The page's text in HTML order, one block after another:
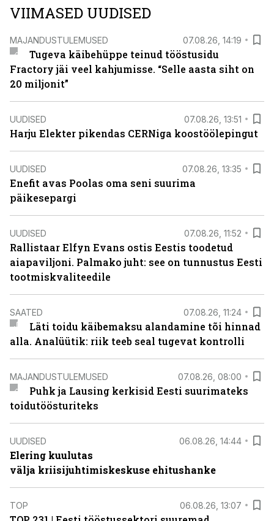
VIIMASED UUDISED
MAJANDUSTULEMUSED 07.08.26, 14:19
Tugeva käibehüppe teinud tööstusidu
Fractory jäi veel kahjumisse. “Selle aasta siht on
20 miljonit”
UUDISED 07.08.26, 13:51
Harju Elekter pikendas CERNiga koostöölepingut
UUDISED 07.08.26, 13:35
Enefit avas Poolas oma seni suurima
päikesepargi
UUDISED 07.08.26, 11:52
Rallistaar Elfyn Evans ostis Eestis toodetud
aiapaviljoni. Palmako juht: see on tunnustus Eesti
tootmiskvaliteedile
SAATED 07.08.26, 11:24
Läti toidu käibemaksu alandamine tõi hinnad
alla. Analüütik: riik teeb seal tugevat kontrolli
MAJANDUSTULEMUSED 07.08.26, 08:00
Puhk ja Lausing kerkisid Eesti suurimateks
toidutöösturiteks
UUDISED 06.08.26, 14:44
Elering kuulutas
välja kriisijuhtimiskeskuse ehitushanke
TOP 06.08.26, 13:07